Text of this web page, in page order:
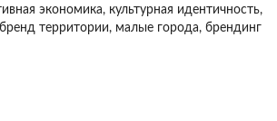
экономика, культурная идентичность,
территории, малые города, брендинг